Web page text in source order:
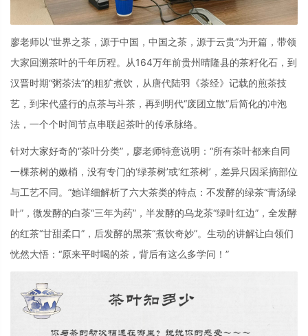
廖老师以“世界之茶，源于中国，中国之茶，源于云贵”为开篇，带领
大家回溯茶叶的千年历程。从164万年前贵州晴隆县的茶籽化石，到
汉晋时期“粥茶法”的粗犷煮饮，从唐代陆羽《茶经》记载的煎茶技
艺，到宋代盛行的点茶与斗茶，再到明代“废团立散”后简化的冲泡
法，一个个时间节点串联起茶叶的传承脉络。
针对大家好奇的“茶叶分类”，廖老师特意说明：“所有茶叶都来自同
一棵茶树的嫩梢，没有专门的‘绿茶树’或‘红茶树’，差异只因采摘部位
与工艺不同。”她详细解析了六大茶类的特点：不发酵的绿茶“青汤绿
叶”，微发酵的白茶“三年为药”，半发酵的乌龙茶“绿叶红边”，全发酵
的红茶“甘甜柔口”，后发酵的黑茶“煮饮奇妙”。生动的讲解让白领们
恍然大悟：“原来平时喝的茶，背后有这么多学问！”